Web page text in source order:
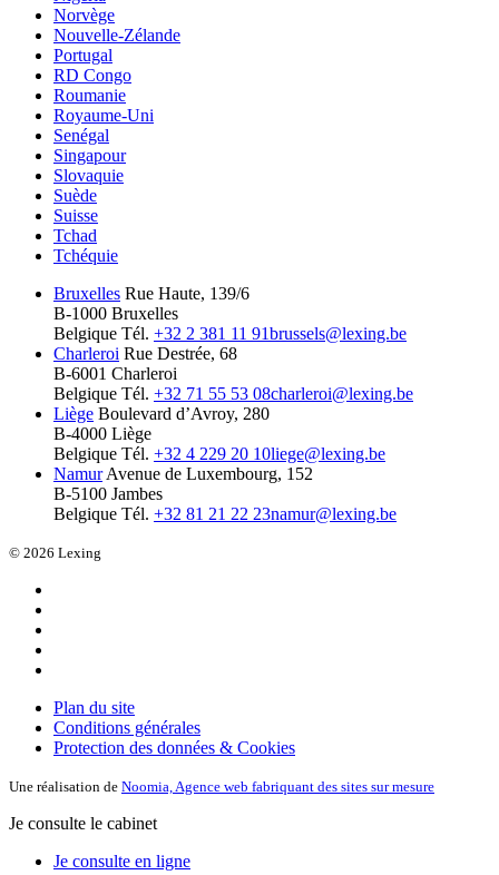
Norvège
Nouvelle-Zélande
Portugal
RD Congo
Roumanie
Royaume-Uni
Senégal
Singapour
Slovaquie
Suède
Suisse
Tchad
Tchéquie
Bruxelles Rue Haute, 139/6
B-1000 Bruxelles
Belgique Tél. +32 2 381 11 91brussels@lexing.be
Charleroi Rue Destrée, 68
B-6001 Charleroi
Belgique Tél. +32 71 55 53 08charleroi@lexing.be
Liège Boulevard d’Avroy, 280
B-4000 Liège
Belgique Tél. +32 4 229 20 10liege@lexing.be
Namur Avenue de Luxembourg, 152
B-5100 Jambes
Belgique Tél. +32 81 21 22 23namur@lexing.be
© 2026 Lexing
Plan du site
Conditions générales
Protection des données & Cookies
Une réalisation de Noomia, Agence web fabriquant des sites sur mesure
Je consulte le cabinet
Je consulte en ligne